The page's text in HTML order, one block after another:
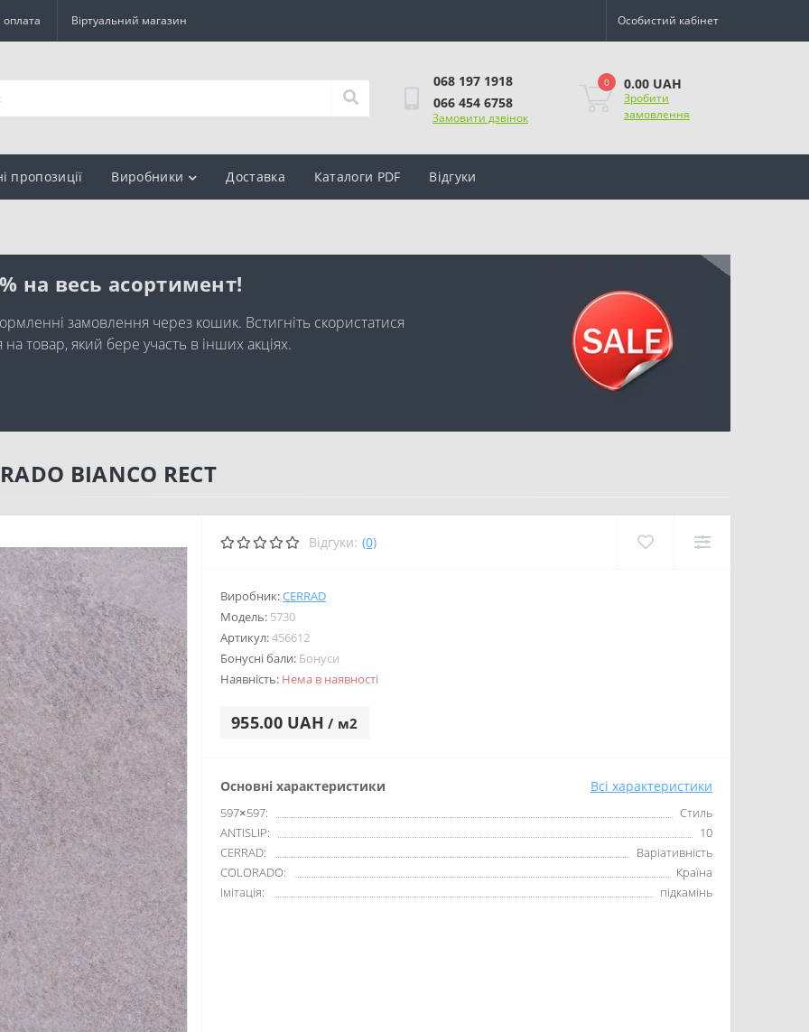
оплата Віртуальний магазин Особистий кабінет
068 197 1918
066 454 6758
Замовити дзвінок
0 0.00 UAH
Зробити
замовлення
пропозиції Виробники Доставка Каталоги PDF Відгуки
на весь асортимент!
замовлення через кошик. Встигніть скористатися
товар, який бере участь в інших акціях.
BIANCO RECT
Відгуки: (0)
Виробник:CERRAD
Модель: 5730
Артикул:456612
Бонусні бали: Бонуси
Наявність: Нема в наявності
955.00 UAH / м2
Основні характеристики Всі характеристики
597×597:
Стиль
ANTISLIP:
10
CERRAD:
Варіативність
COLORADO:
Країна
Імітація:
підкамінь